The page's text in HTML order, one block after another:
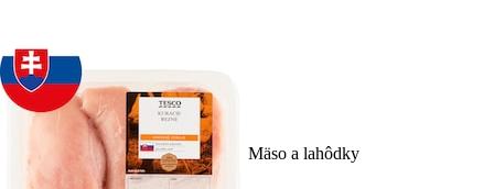
Mäso a lahôdky